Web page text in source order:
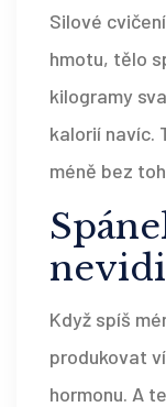
Silové
hmotu, tělo
kilogramy
kalorií navíc.
méně bez
Když spíš
produkovat
hormonu. A